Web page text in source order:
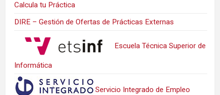
Calcula tu Práctica
DIRE – Gestión de Ofertas de Prácticas Externas
Escuela Técnica Superior de
Informática
Servicio Integrado de Empleo